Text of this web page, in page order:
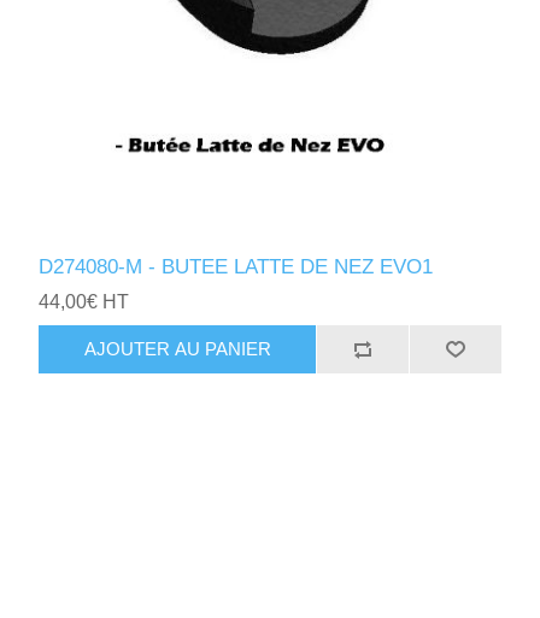
D274080-M - BUTEE LATTE DE NEZ EVO1
44,00€ HT
AJOUTER AU PANIER